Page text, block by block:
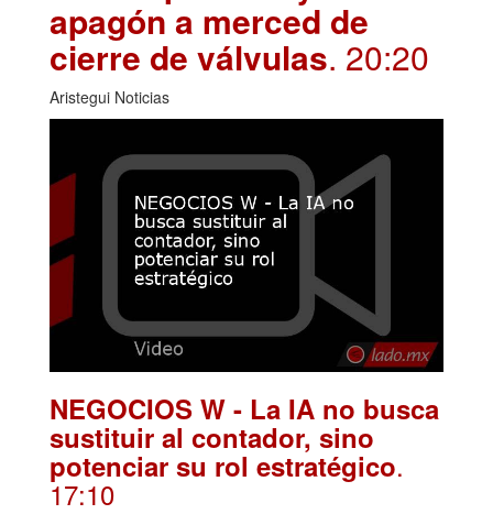
apagón a merced de
cierre de válvulas. 20:20
Aristegui Noticias
NEGOCIOS W - La IA no busca
sustituir al contador, sino
potenciar su rol estratégico.
17:10